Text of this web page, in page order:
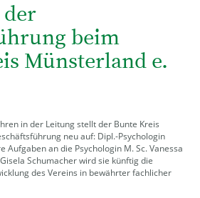
der
beim
Münsterland e.
in der Leitung stellt der Bunte Kreis
neu auf: Dipl.-Psychologin
Aufgaben an die Psychologin M. Sc. Vanessa
Schumacher wird sie künftig die
des Vereins in bewährter fachlicher